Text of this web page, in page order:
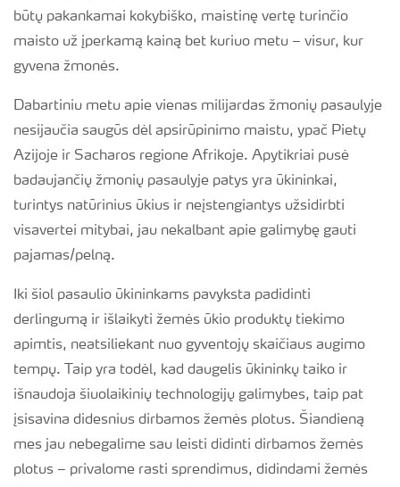
būtų pakankamai kokybiško, maistinę vertę turinčio
maisto už įperkamą kainą bet kuriuo metu – visur, kur
gyvena žmonės.
Dabartiniu metu apie vienas milijardas žmonių pasaulyje
nesijaučia saugūs dėl apsirūpinimo maistu, ypač Pietų
Azijoje ir Sacharos regione Afrikoje. Apytikriai pusė
badaujančių žmonių pasaulyje patys yra ūkininkai,
turintys natūrinius ūkius ir neįstengiantys užsidirbti
visavertei mitybai, jau nekalbant apie galimybę gauti
pajamas/pelną.
Iki šiol pasaulio ūkininkams pavyksta padidinti
derlingumą ir išlaikyti žemės ūkio produktų tiekimo
apimtis, neatsiliekant nuo gyventojų skaičiaus augimo
tempų. Taip yra todėl, kad daugelis ūkininkų taiko ir
išnaudoja šiuolaikinių technologijų galimybes, taip pat
įsisavina didesnius dirbamos žemės plotus. Šiandieną
mes jau nebegalime sau leisti didinti dirbamos žemės
plotus – privalome rasti sprendimus, didindami žemės